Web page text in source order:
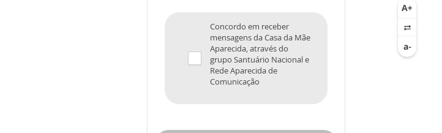
Concordo em receber
mensagens da Casa da Mãe
Aparecida, através do
grupo Santuário Nacional e
Rede Aparecida de
Comunicação